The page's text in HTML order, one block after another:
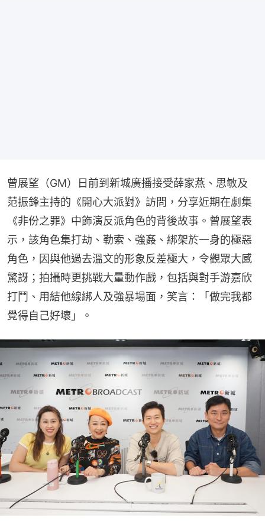
曾展望（GM）日前到新城廣播接受薛家燕、思敏及
范振鋒主持的《開心大派對》訪問，分享近期在劇集
《非份之罪》中飾演反派角色的背後故事。曾展望表
示，該角色集打劫、勒索、強姦、綁架於一身的極惡
角色，因與他過去溫文的形象反差極大，令觀眾大感
驚訝；拍攝時更挑戰大量動作戲，包括與對手游嘉欣
打鬥、用結他線綁人及強暴場面，笑言：「做完我都
覺得自己好壞」。